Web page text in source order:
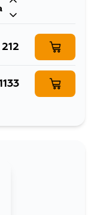
212